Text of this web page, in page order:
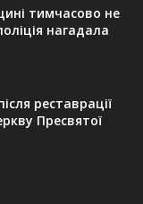
тимчасово не
нагадала
реставрації
Пресвятої